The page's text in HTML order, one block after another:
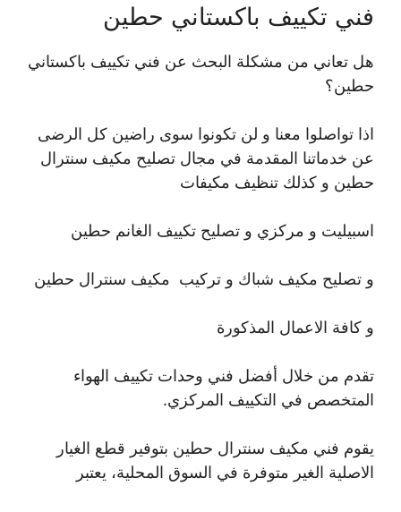
فني تكييف باكستاني حطين
هل تعاني من مشكلة البحث عن فني تكييف باكستاني
حطين؟
اذا تواصلوا معنا و لن تكونوا سوى راضين كل الرضى
عن خدماتنا المقدمة في مجال تصليح مكيف سنترال
حطين و كذلك تنظيف مكيفات
اسبيليت و مركزي و تصليح تكييف الغانم حطين
و تصليح مكيف شباك و تركيب مكيف سنترال حطين
و كافة الاعمال المذكورة
تقدم من خلال أفضل فني وحدات تكييف الهواء
المتخصص في التكييف المركزي.
يقوم فني مكيف سنترال حطين بتوفير قطع الغيار
الاصلية الغير متوفرة في السوق المحلية، يعتبر